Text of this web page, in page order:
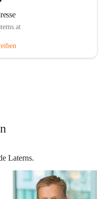
Laterns.